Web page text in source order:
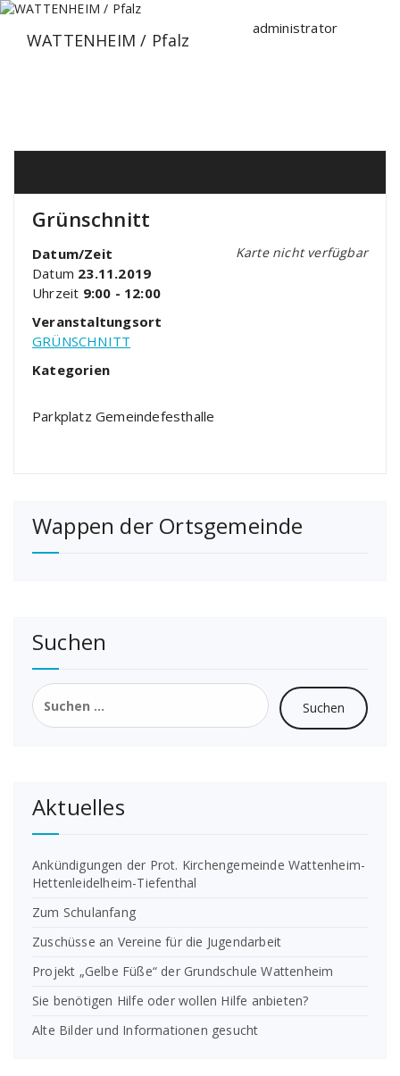
Zum
springenWATTENHEIM / Pfalz
administrator
Grünschnitt
Karte nicht verfügbar
Datum/Zeit
Datum 23.11.2019
Uhrzeit 9:00 - 12:00
Veranstaltungsort
GRÜNSCHNITT
Kategorien
Parkplatz Gemeindefesthalle
Wappen der Ortsgemeinde
Suchen
Suchen
nach:
Aktuelles
Ankündigungen der Prot. Kirchengemeinde Wattenheim-
Hettenleidelheim-Tiefenthal
Zum Schulanfang
Zuschüsse an Vereine für die Jugendarbeit
Projekt „Gelbe Füße“ der Grundschule Wattenheim
Sie benötigen Hilfe oder wollen Hilfe anbieten?
Alte Bilder und Informationen gesucht